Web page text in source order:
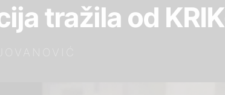
tražila od